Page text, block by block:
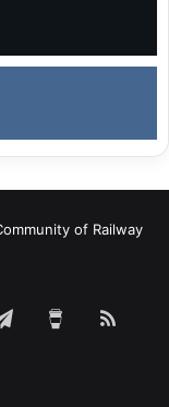
of Railway
Telegram